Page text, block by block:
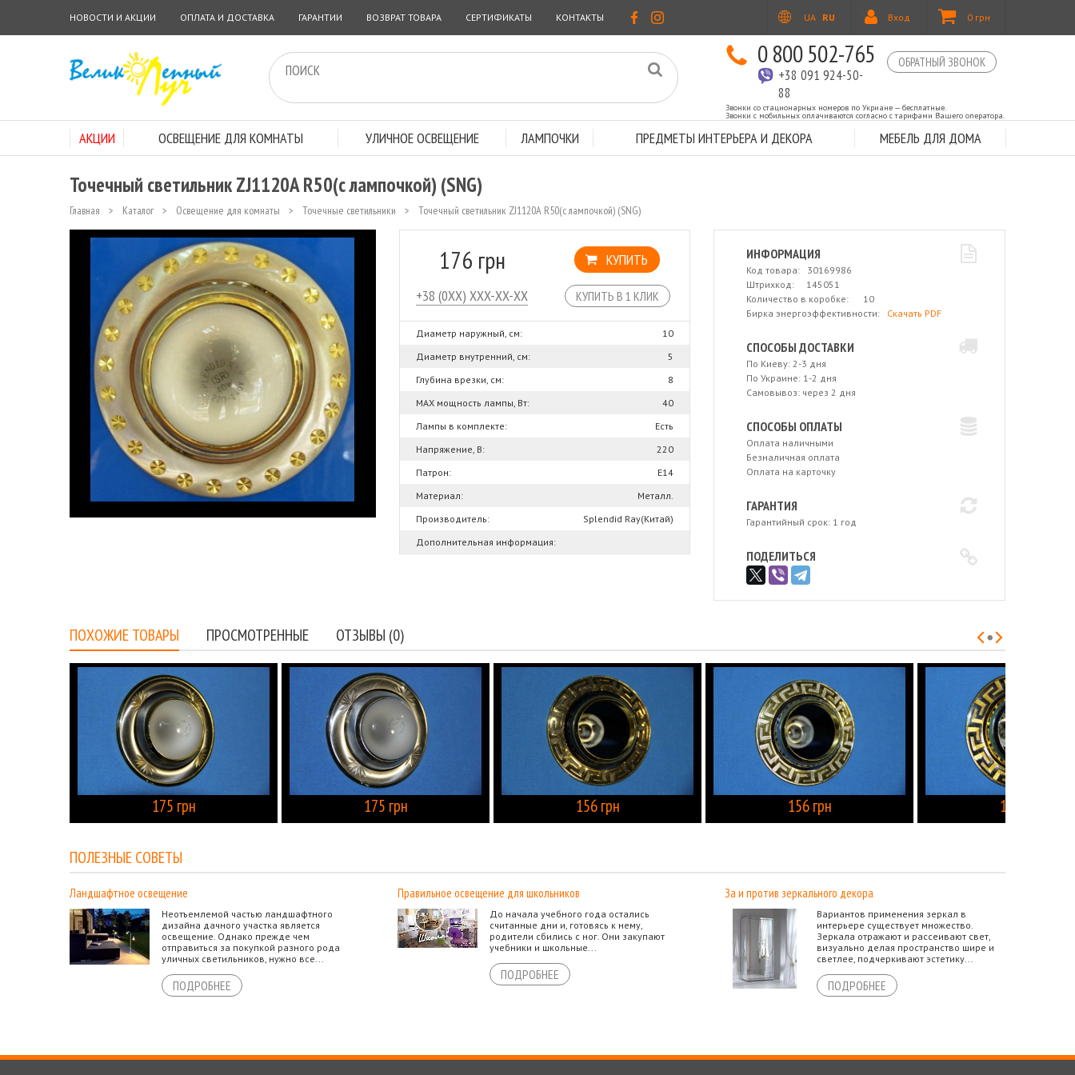
0 грн
Вход
UA RU
НОВОСТИ И АКЦИИ ОПЛАТА И ДОСТАВКА ГАРАНТИИ ВОЗВРАТ ТОВАРА СЕРТИФИКАТЫ КОНТАКТЫ
0 800 502-765 ОБРАТНЫЙ ЗВОНОК
+38 091 924-50-
88
Звонки со стационарных номеров по Укриане — бесплатные.
Звонки с мобильных оплачиваются согласно с тарифами Вашего оператора.
АКЦИИ ОСВЕЩЕНИЕ ДЛЯ КОМНАТЫ УЛИЧНОЕ ОСВЕЩЕНИЕ ЛАМПОЧКИ ПРЕДМЕТЫ ИНТЕРЬЕРА И ДЕКОРА МЕБЕЛЬ ДЛЯ ДОМА
Точечный светильник ZJ1120A R50(с лампочкой) (SNG)
Главная > Каталог > Освещение для комнаты > Точечные светильники > Точечный светильник ZJ1120A R50(с лампочкой) (SNG)
176 грн КУПИТЬ
КУПИТЬ В 1 КЛИК
Диаметр наружный, см:
10
Диаметр внутренний, см:
5
Глубина врезки, см:
8
MAX мощность лампы, Вт:
40
Лампы в комплекте:
Есть
Напряжение, В:
220
Патрон:
Е14
Материал:
Металл.
Производитель:
Splendid Ray(Китай)
Дополнительная информация:
ИНФОРМАЦИЯ
Код товара: 30169986
Штрихкод: 145051
Количество в коробке: 10
Бирка энергоэффективности: Скачать PDF
СПОСОБЫ ДОСТАВКИ
По Киеву: 2-3 дня
По Украине: 1-2 дня
Самовывоз: через 2 дня
СПОСОБЫ ОПЛАТЫ
Оплата наличными
Безналичная оплата
Оплата на карточку
ГАРАНТИЯ
Гарантийный срок: 1 год
ПОДЕЛИТЬСЯ
ПОХОЖИЕ ТОВАРЫ ПРОСМОТРЕННЫЕ ОТЗЫВЫ (0)
175 грн 175 грн 156 грн 156 грн 156 грн
ПОЛЕЗНЫЕ СОВЕТЫ
Ландшафтное освещение
Неотъемлемой частью ландшафтного
дизайна дачного участка является
освещение. Однако прежде чем
отправиться за покупкой разного рода
уличных светильников, нужно все...
ПОДРОБНЕЕ
Правильное освещение для школьников
До начала учебного года остались
считанные дни и, готовясь к нему,
родители сбились с ног. Они закупают
учебники и школьные...
ПОДРОБНЕЕ
За и против зеркального декора
Вариантов применения зеркал в
интерьере существует множество.
Зеркала отражают и рассеивают свет,
визуально делая пространство шире и
светлее, подчеркивают эстетику...
ПОДРОБНЕЕ